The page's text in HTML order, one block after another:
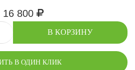
16 800
В КОРЗИНУ
В ОДИН КЛИК